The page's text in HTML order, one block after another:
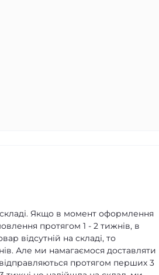
складі. Якщо в момент оформлення
протягом 1 - 2 тижнів, в
відсутній на складі, то
Але ми намагаємося доставляти
протягом перших 3